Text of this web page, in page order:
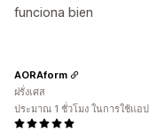
funciona bien
AORAform
ฝรั่งเศส
ประมาณ 1 ชั่วโมง ในการใช้แอป